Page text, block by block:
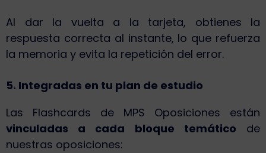
Al dar la vuelta a la tarjeta, obtienes la
respuesta correcta al instante, lo que refuerza
la memoria y evita la repetición del error.
5. Integradas en tu plan de estudio
Las Flashcards de MPS Oposiciones están
vinculadas a cada bloque temático de
nuestras oposiciones: